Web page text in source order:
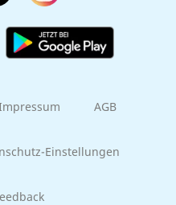
AGB
Einstellungen